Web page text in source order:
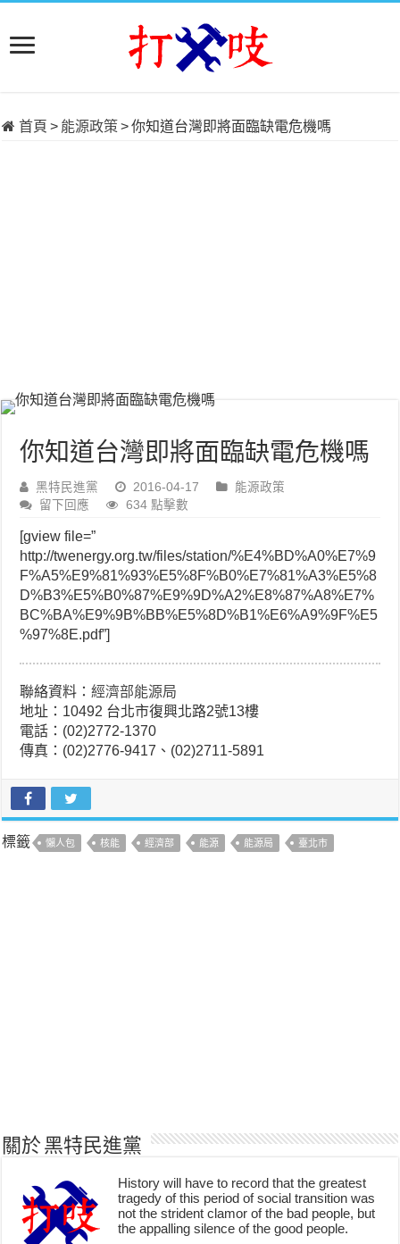
首頁 > 能源政策 >你知道台灣即將面臨缺電危機嗎
你知道台灣即將面臨缺電危機嗎
黑特民進黨 2016-04-17
能源政策
留下回應
634 點擊數
[gview file=”
http://twenergy.org.tw/files/station/%E4%BD%A0%E7%9
F%A5%E9%81%93%E5%8F%B0%E7%81%A3%E5%8
D%B3%E5%B0%87%E9%9D%A2%E8%87%A8%E7%
BC%BA%E9%9B%BB%E5%8D%B1%E6%A9%9F%E5
%97%8E.pdf”]
聯絡資料：經濟部能源局
地址：10492 台北市復興北路2號13樓
電話：(02)2772-1370
傳真：(02)2776-9417、(02)2711-5891
標籤 懶人包 核能 經濟部 能源 能源局 臺北市
關於 黑特民進黨
History will have to record that the greatest
tragedy of this period of social transition was
not the strident clamor of the bad people, but
the appalling silence of the good people.